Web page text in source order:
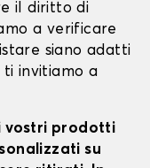
il diritto di
a verificare
siano adatti
invitiamo a
vostri prodotti
su